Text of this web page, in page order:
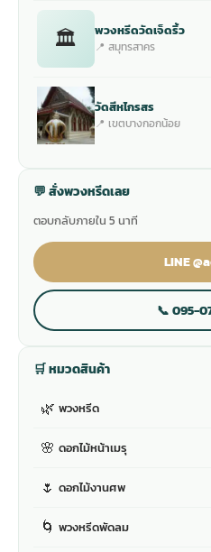
🏛 พวงหรีดวัดเจ็ดริ้ว
📍 สมุทรสาคร
วัดสีหไกรสร
📍 เขตบางกอกน้อย
💬 สั่งพวงหรีดเลย
ตอบกลับภายใน 5 นาที
LINE
📞 095-
🛒 หมวดสินค้า
🌿 พวงหรีด
🌸 ดอกไม้หน้าเมรุ
🌷 ดอกไม้งานศพ
🌀 พวงหรีดพัดลม